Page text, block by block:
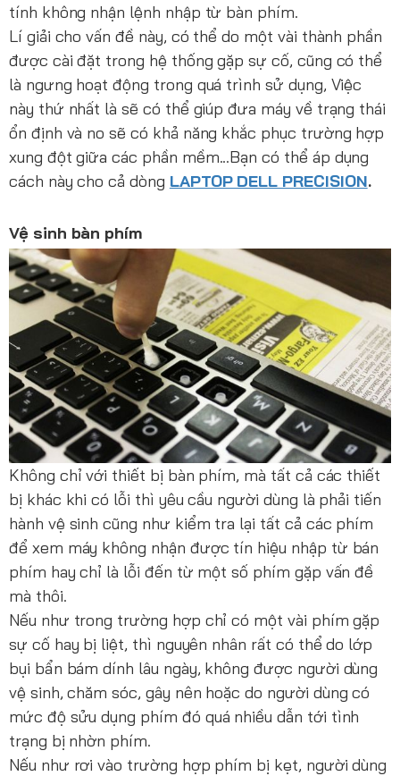
tính không nhận lệnh nhập từ bàn phím.
Lí giải cho vấn đề này, có thể do một vài thành phần
được cài đặt trong hệ thống gặp sự cố, cũng có thể
là ngưng hoạt động trong quá trình sử dụng, Việc
này thứ nhất là sẽ có thể giúp đưa máy về trạng thái
ổn định và no sẽ có khả năng khắc phục trường hợp
xung đột giữa các phần mềm...Bạn có thể áp dụng
cách này cho cả dòng LAPTOP DELL PRECISION.
Vệ sinh bàn phím
Không chỉ với thiết bị bàn phím, mà tất cả các thiết
bị khác khi có lỗi thì yêu cầu người dùng là phải tiến
hành vệ sinh cũng như kiểm tra lại tất cả các phím
để xem máy không nhận được tín hiệu nhập từ bán
phím hay chỉ là lỗi đến từ một số phím gặp vấn đề
mà thôi.
Nếu như trong trường hợp chỉ có một vài phím gặp
sự cố hay bị liệt, thì nguyên nhân rất có thể do lớp
bụi bẩn bám dính lâu ngày, không được người dùng
vệ sinh, chăm sóc, gây nên hoặc do người dùng có
mức độ sửu dụng phím đó quá nhiều dẫn tới tình
trạng bị nhờn phím.
Nếu như rơi vào trường hợp phím bị kẹt, người dùng